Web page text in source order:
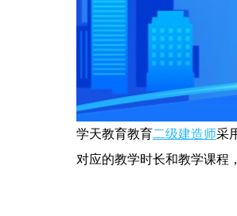
学天教育教育二级建造师采
对应的教学时长和教学课程